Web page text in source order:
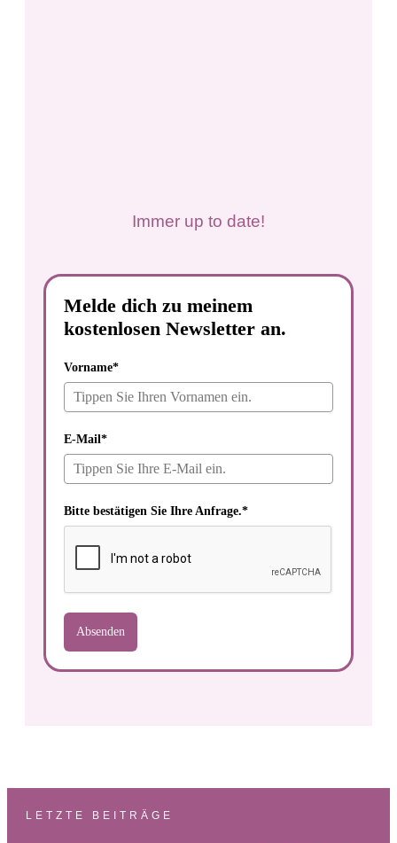
Immer up to date!
Melde dich zu meinem
kostenlosen Newsletter an.
Vorname*
E-Mail*
Bitte bestätigen Sie Ihre Anfrage.*
Absenden
LETZTE BEITRÄGE